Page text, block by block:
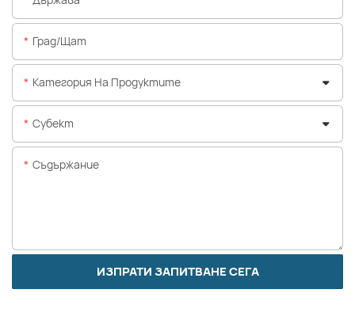
Град/щат
Категория На Продуктите
Субект
Съдържание
ИЗПРАТИ ЗАПИТВАНЕ СЕГА